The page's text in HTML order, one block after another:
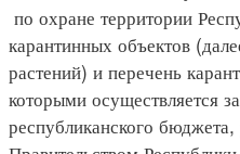
по охране территории
карантинных объектов
растений) и перечень
которыми осуществляется
республиканского